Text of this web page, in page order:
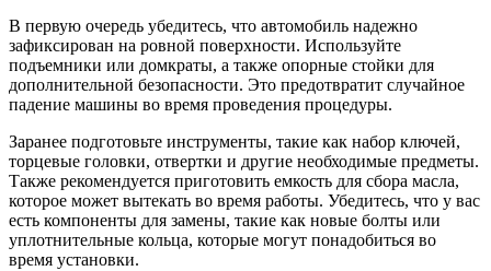
В первую очередь убедитесь, что автомобиль надежно
зафиксирован на ровной поверхности. Используйте
подъемники или домкраты, а также опорные стойки для
дополнительной безопасности. Это предотвратит случайное
падение машины во время проведения процедуры.
Заранее подготовьте инструменты, такие как набор ключей,
торцевые головки, отвертки и другие необходимые предметы.
Также рекомендуется приготовить емкость для сбора масла,
которое может вытекать во время работы. Убедитесь, что у вас
есть компоненты для замены, такие как новые болты или
уплотнительные кольца, которые могут понадобиться во
время установки.